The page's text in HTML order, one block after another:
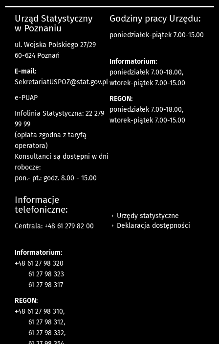
Urząd Statystyczny
w Poznaniu
ul. Wojska Polskiego 27/29
60-624 Poznań
E-mail:
SekretariatUSPOZ@stat.gov.pl
e-PUAP
Infolinia Statystyczna: 22 279
99 99
(opłata zgodna z taryfą
operatora)
Konsultanci są dostępni w dni
robocze:
pon.- pt.: godz. 8.00 - 15.00
Godziny pracy Urzędu:
poniedziałek-piątek 7.00-15.00
Informatorium:
poniedziałek 7.00-18.00,
wtorek-piątek 7.00-15.00
REGON:
poniedziałek 7.00-18.00,
wtorek-piątek 7.00-15.00
Informacje
telefoniczne:
Centrala: +48 61 279 82 00
Informatorium:
+48 61 27 98 320
61 27 98 323
61 27 98 317
REGON:
+48 61 27 98 310,
61 27 98 312,
61 27 98 332,
Urzędy statystyczne
Deklaracja dostępności